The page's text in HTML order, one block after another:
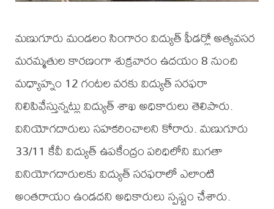
మణుగూరు మండలం సింగారం విద్యుత్ ఫీడర్లో అత్యవసర
మరమ్మతుల కారణంగా శుక్రవారం ఉదయం 8 నుంచి
మధ్యాహ్నం 12 గంటల వరకు విద్యుత్ సరఫరా
నిలిపివేస్తున్నట్లు విద్యుత్ శాఖ అధికారులు తెలిపారు.
వినియోగదారులు సహకరించాలని కోరారు. మణుగూరు
33/11 కేవీ విద్యుత్ ఉపకేంద్రం పరిధిలోని మిగతా
వినియోగదారులకు విద్యుత్ సరఫరాలో ఎలాంటి
అంతరాయం ఉండదని అధికారులు స్పష్టం చేశారు.